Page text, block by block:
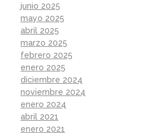
junio 2025
mayo 2025
abril 2025
marzo 2025
febrero 2025
enero 2025
diciembre 2024
noviembre 2024
enero 2024
abril 2021
enero 2021